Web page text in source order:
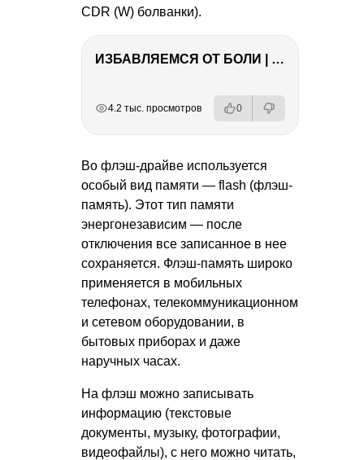
CDR (W) болванки).
ИЗБАВЛЯЕМСЯ ОТ БОЛИ | Важность режима и питания
4.2 тыс. просмотров 0
Во флэш-драйве используется
особый вид памяти — flash (флэш-
память). Этот тип памяти
энергонезависим — после
отключения все записанное в нее
сохраняется. Флэш-память широко
применяется в мобильных
телефонах, телекоммуникационном
и сетевом оборудовании, в
бытовых приборах и даже
наручных часах.
На флэш можно записывать
информацию (текстовые
документы, музыку, фотографии,
видеофайлы), с него можно читать,